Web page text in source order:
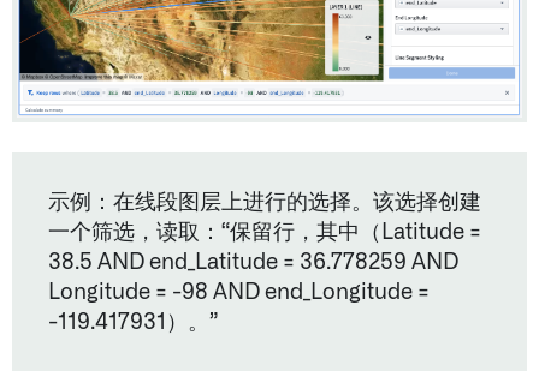
示例：在线段图层上进行的选择。该选择创建
一个筛选，读取：“保留行，其中（Latitude =
38.5 AND end_Latitude = 36.778259 AND
Longitude = -98 AND end_Longitude =
-119.417931）。”